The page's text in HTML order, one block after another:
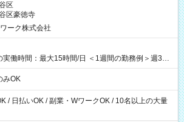
区
区豪徳寺
ーク株式会社
実働時間：最大15時間/日 ＜1週間の勤務例＞週3回
・金 休み：火・木・土・日 好きな時にお仕事
みOK
/ 日払いOK / 副業・WワークOK / 10名以上の大量